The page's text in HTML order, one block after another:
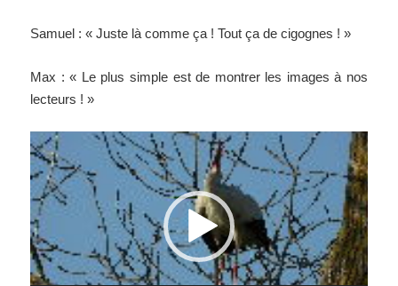
Samuel : « Juste là comme ça ! Tout ça de cigognes ! »
Max : « Le plus simple est de montrer les images à nos
lecteurs ! »
Lecteur
vidéo